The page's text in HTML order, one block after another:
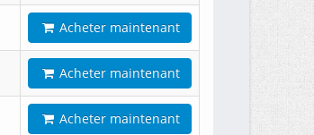
Acheter maintenant
Acheter maintenant
Acheter maintenant